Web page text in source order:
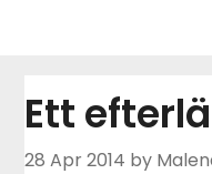
Ett
28 Apr 2014 by